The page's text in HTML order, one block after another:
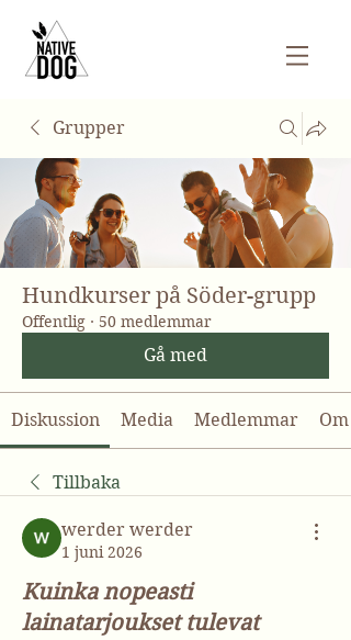
Grupper
Hundkurser på Söder-grupp
Offentlig · 50 medlemmar
Gå med
Diskussion Media Medlemmar Om
Tillbaka
werder werder
1 juni 2026
Kuinka nopeasti
lainatarjoukset tulevat